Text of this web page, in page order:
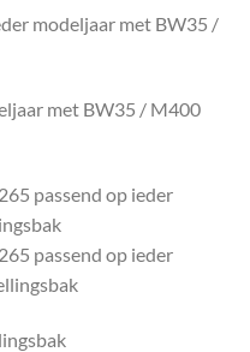
modeljaar met BW35 /
met BW35 / M400
passend op ieder
passend op ieder